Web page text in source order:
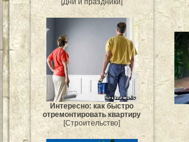
Интересно: как быстро
отремонтировать квартиру
[Строительство]